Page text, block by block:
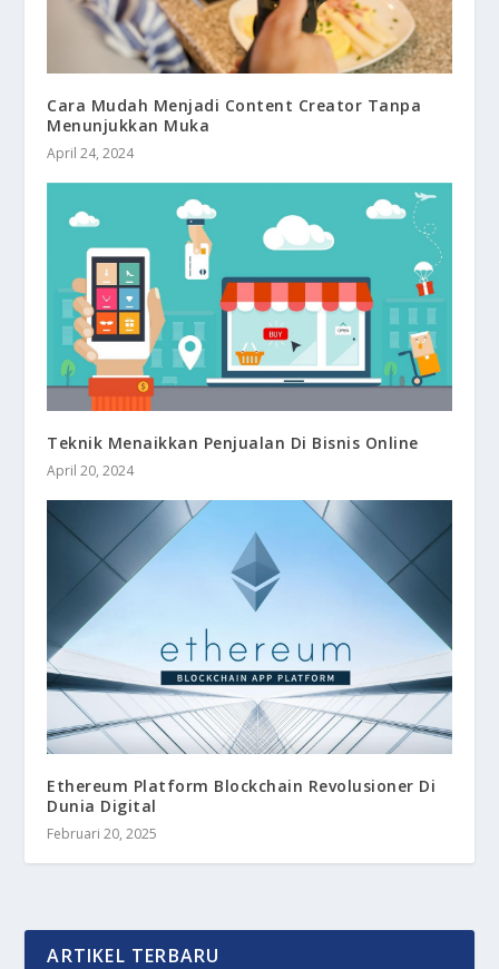
Cara Mudah Menjadi Content Creator Tanpa
Menunjukkan Muka
April 24, 2024
Teknik Menaikkan Penjualan Di Bisnis Online
April 20, 2024
Ethereum Platform Blockchain Revolusioner Di
Dunia Digital
Februari 20, 2025
ARTIKEL TERBARU